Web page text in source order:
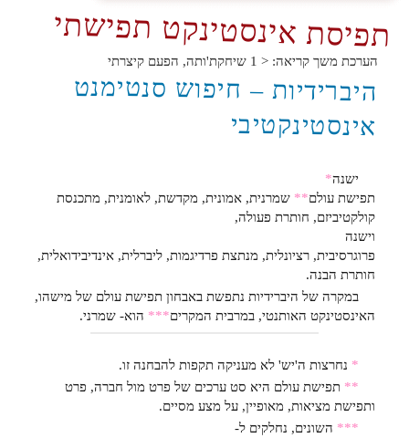
תפיסת אינסטינקט תפישתי
הערכת משך קריאה: < 1 שיחקת'ותה, הפעם קיצרתי
היברידיות – חיפוש סנטימנט
אינסטינקטיבי
ישנה*
תפישת עולם** שמרנית, אמונית, מקדשת, לאומנית, מתכנסת
קולקטיביזם, חותרת פעולה,
וישנה
פרוגרסיבית, רציונלית, מנתצת פרדיגמות, ליברלית, אינדיבידואלית,
חותרת הבנה.
במקרה של היברידיות נתפשת באבחון תפישת עולם של מישהו,
האינסטינקט האותנטי, במרבית המקרים*** הוא- שמרני.
* נחרצות ה'יש' לא מעניקה תקפות להבחנה זו.
** תפישת עולם היא סט ערכים של פרט מול חברה, פרט
ותפישת מציאות, מאופיין, על מצע מסיים.
*** השונים, נחלקים ל-